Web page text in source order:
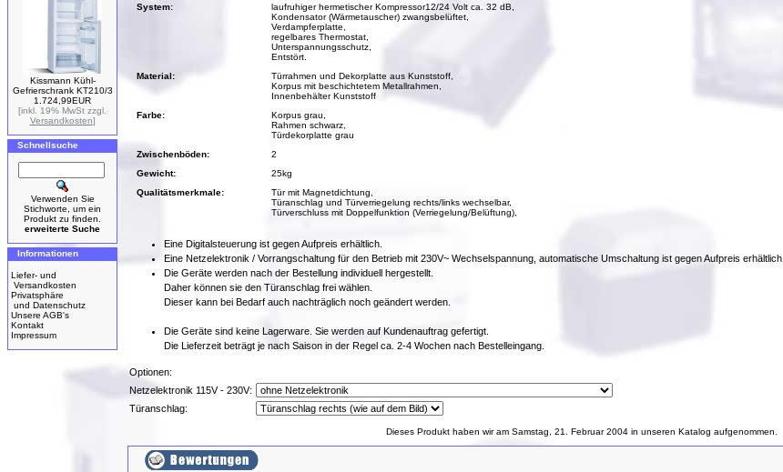
Kissmann Kühl-
Gefrierschrank KT210/3
1.724,99EUR
[inkl. 19% MwSt zzgl.
Versandkosten]
Schnellsuche
Verwenden Sie
Stichworte, um ein
Produkt zu finden.
erweiterte Suche
Informationen
Liefer- und
Versandkosten
Privatsphäre
und Datenschutz
Unsere AGB's
Kontakt
Impressum
System:
laufruhiger hermetischer Kompressor12/24 Volt ca. 32 dB,
Kondensator (Wärmetauscher) zwangsbelüftet,
Verdampferplatte,
regelbares Thermostat,
Unterspannungsschutz,
Entstört.
Material:
Türrahmen und Dekorplatte aus Kunststoff,
Korpus mit beschichtetem Metallrahmen,
Innenbehälter Kunststoff
Farbe:
Korpus grau,
Rahmen schwarz,
Türdekorplatte grau
Zwischenböden:
2
Gewicht:
25kg
Qualitätsmerkmale:
Tür mit Magnetdichtung,
Türanschlag und Türverriegelung rechts/links wechselbar,
Türverschluss mit Doppelfunktion (Verriegelung/Belüftung),
Eine Digitalsteuerung ist gegen Aufpreis erhältlich.
Eine Netzelektronik / Vorrangschaltung für den Betrieb mit 230V~ Wechselspannung, automatische Umschaltung ist gegen Aufpreis erhältlich
Die Geräte werden nach der Bestellung individuell hergestellt.
Daher können sie den Türanschlag frei wählen.
Dieser kann bei Bedarf auch nachträglich noch geändert werden.
Die Geräte sind keine Lagerware. Sie werden auf Kundenauftrag gefertigt.
Die Lieferzeit beträgt je nach Saison in der Regel ca. 2-4 Wochen nach Bestelleingang.
Optionen:
Netzelektronik 115V - 230V:
Türanschlag:
Dieses Produkt haben wir am Samstag, 21. Februar 2004 in unseren Katalog aufgenommen.